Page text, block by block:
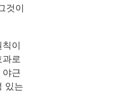
것이
이
과로
야근
있는